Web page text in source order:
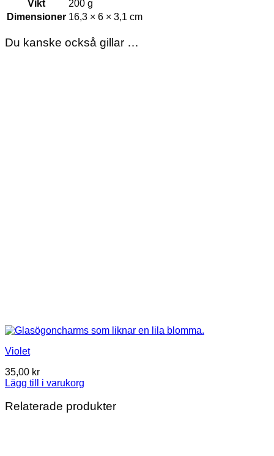
Vikt
200 g
Dimensioner 16,3 × 6 × 3,1 cm
Du kanske också gillar …
Violet
35,00 kr
Lägg till i varukorg
Relaterade produkter